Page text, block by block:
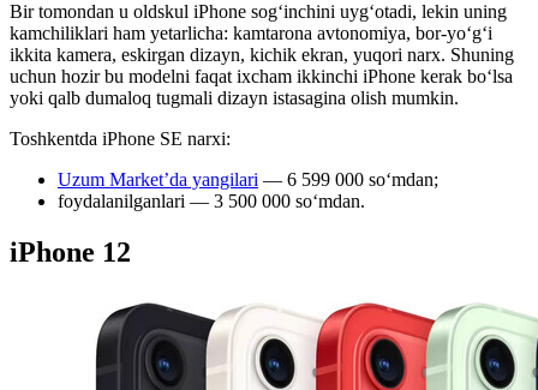
Bir tomondan u oldskul iPhone sog‘inchini uyg‘otadi, lekin uning
kamchiliklari ham yetarlicha: kamtarona avtonomiya, bor-yo‘g‘i
ikkita kamera, eskirgan dizayn, kichik ekran, yuqori narx. Shuning
uchun hozir bu modelni faqat ixcham ikkinchi iPhone kerak bo‘lsa
yoki qalb dumaloq tugmali dizayn istasagina olish mumkin.
Toshkentda iPhone SE narxi:
Uzum Market’da yangilari — 6 599 000 so‘mdan;
foydalanilganlari — 3 500 000 soʻmdan.
iPhone 12